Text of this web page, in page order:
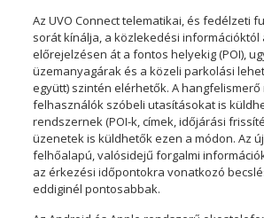
Az UVO Connect telematikai, és fedélzeti
sorát kínálja, a közlekedési információktól
előrejelzésen át a fontos helyekig (POI),
üzemanyagárak és a közeli parkolási
együtt) szintén elérhetők. A
felhasználók szóbeli utasításokat is
rendszernek (POI-k, címek, időjárási
üzenetek is küldhetők ezen a módon. Az
felhőalapú, valósidejű forgalmi
az érkezési időpontokra vonatkozó
eddiginél pontosabbak.